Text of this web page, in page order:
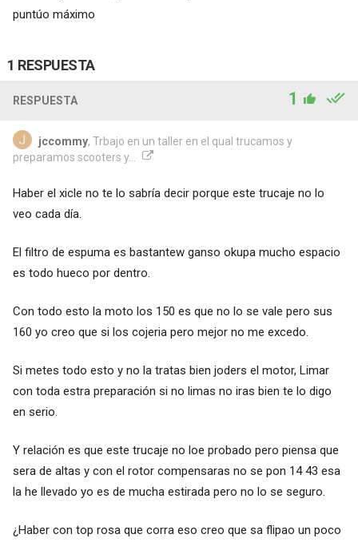
puntúo máximo
1 RESPUESTA
RESPUESTA 1
jccommy, Trbajo en un taller en el qual trucamos y
preparamos scooters y...
Haber el xicle no te lo sabría decir porque este trucaje no lo
veo cada día.
El filtro de espuma es bastantew ganso okupa mucho espacio
es todo hueco por dentro.
Con todo esto la moto los 150 es que no lo se vale pero sus
160 yo creo que si los cojeria pero mejor no me excedo.
Si metes todo esto y no la tratas bien joders el motor, Limar
con toda estra preparación si no limas no iras bien te lo digo
en serio.
Y relación es que este trucaje no loe probado pero piensa que
sera de altas y con el rotor compensaras no se pon 14 43 esa
la he llevado yo es de mucha estirada pero no lo se seguro.
¿Haber con top rosa que corra eso creo que sa flipao un poco